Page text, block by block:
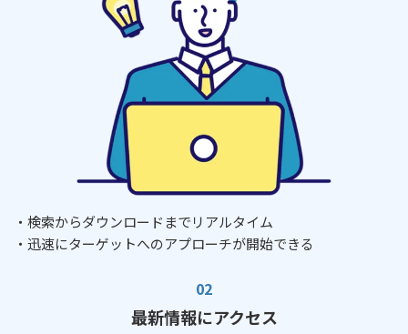
・検索からダウンロードまでリアルタイム
・迅速にターゲットへのアプローチが開始できる
最新情報にアクセス